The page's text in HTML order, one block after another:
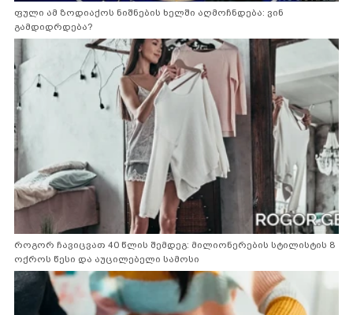
ფული ამ ზოდიაქოს ნიშნების ხელში აღმოჩნდება: ვინ
გამდიდრდება?
როგორ ჩავიცვათ 40 წლის შემდეგ: მილიონერების სტილისტის 8
ოქროს წესი და აუცილებელი სამოსი